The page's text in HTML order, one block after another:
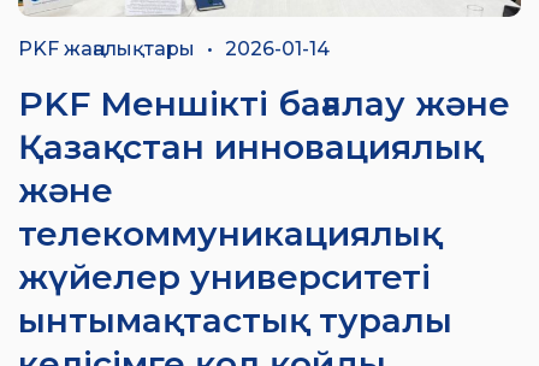
PKF жаңалықтары • 2026-01-14
PKF Меншікті бағалау және
Қазақстан инновациялық
және
телекоммуникациялық
жүйелер университеті
ынтымақтастық туралы